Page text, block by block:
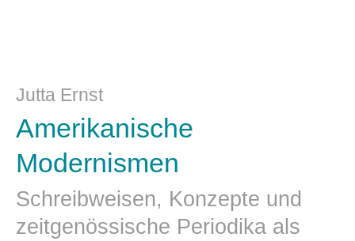
Jutta Ernst
Amerikanische
Modernismen
Schreibweisen, Konzepte und
zeitgenössische Periodika als